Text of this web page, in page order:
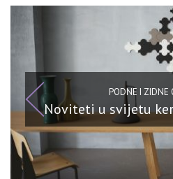
PODNE I ZIDNE
Noviteti u svijetu